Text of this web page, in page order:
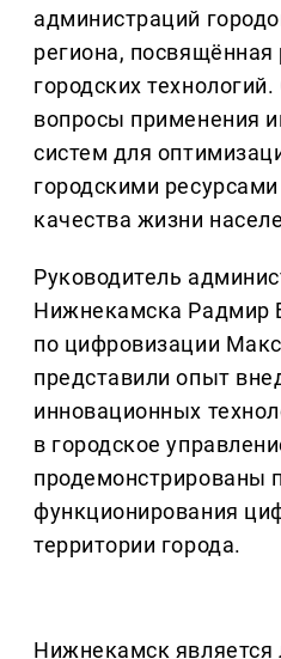
администраций
региона,
городских
вопросы применения
систем для
городскими
качества жизни
Руководитель
Нижнекамска Радмир
по цифровизации
представили опыт
инновационных
в городское
продемонстрированы
функционирования
территории города.
Нижнекамск является